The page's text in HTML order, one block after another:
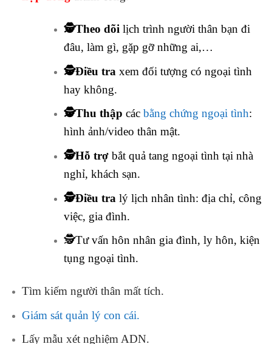
🕵️Theo dõilịch trình người thân bạn đi
đâu, làm gì, gặp gỡ những ai,…
🕵️Điều tra xem đối tượng có ngoại tình
hay không.
🕵️Thu thập các bằng chứng ngoại tình:
hình ảnh/video thân mật.
🕵️Hỗ trợbắt quả tang ngoại tình tại nhà
nghỉ, khách sạn.
🕵️Điều tra lý lịch nhân tình: địa chỉ, công
việc, gia đình.
🕵️Tư vấn hôn nhân gia đình, ly hôn, kiện
tụng ngoại tình.
Tìm kiếm người thân mất tích.
Giám sát quản lý con cái.
Lấy mẫu xét nghiệm ADN.